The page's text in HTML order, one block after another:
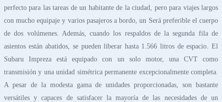
perfecto para las tareas de un habitante de la ciudad, pero para viajes largos
con mucho equipaje y varios pasajeros a bordo, un Será preferible el cuerpo
de dos volúmenes. Además, cuando los respaldos de la segunda fila de
asientos están abatidos, se pueden liberar hasta 1.566 litros de espacio. El
Subaru Impreza está equipado con un solo motor, una CVT como
transmisión y una unidad simétrica permanente excepcionalmente completa.
A pesar de la modesta gama de unidades proporcionadas, son bastante
versátiles y capaces de satisfacer la mayoría de las necesidades de un